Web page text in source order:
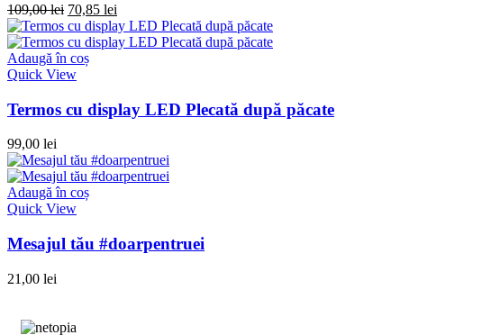
109,00lei 70,85 lei
Adaugă în coș
Quick View
Termos cu display LED Plecată după păcate
99,00 lei
Adaugă în coș
Quick View
Mesajul tău #doarpentruei
21,00 lei